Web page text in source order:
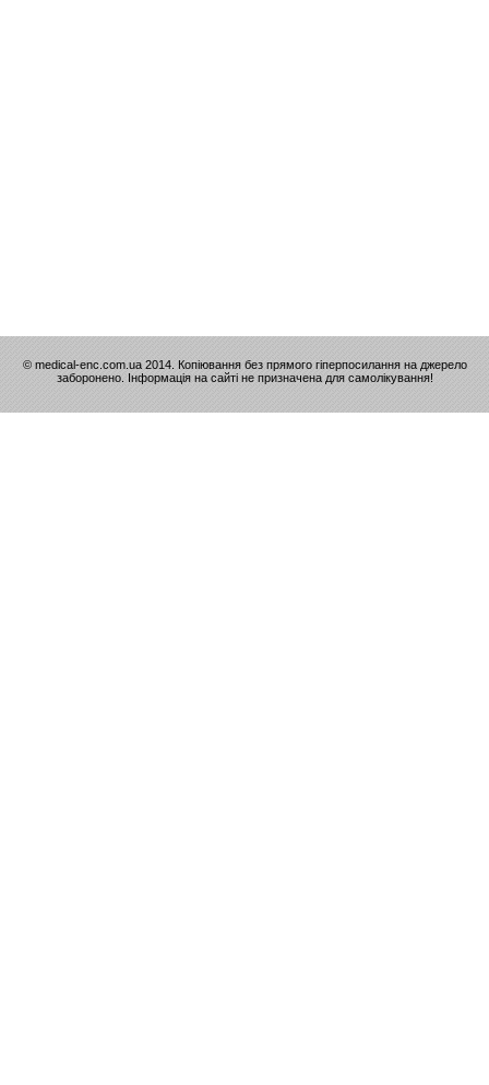
© medical-enc.com.ua 2014. Копіювання без прямого гіперпосилання на джерело
заборонено. Інформація на сайті не призначена для самолікування!